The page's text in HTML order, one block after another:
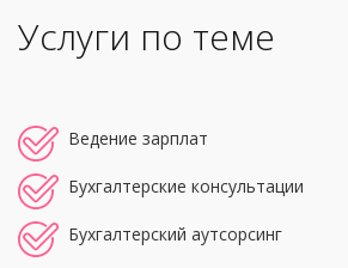
Услуги по теме
Ведение зарплат
Бухгалтерские консультации
Бухгалтерский аутсорсинг